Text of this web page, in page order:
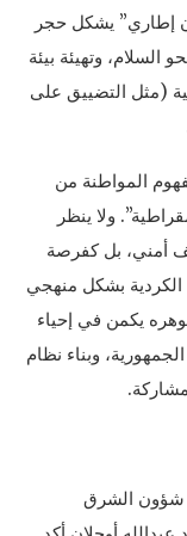
إطاري” يشكل حجر
السلام، وتهيئة بيئة
(مثل التضييق على
المواطنة من
ولا ينظر
أمني، بل كفرصة
الكردية بشكل منهجي
يكمن في إحياء
وبناء نظام
شؤون الشرق